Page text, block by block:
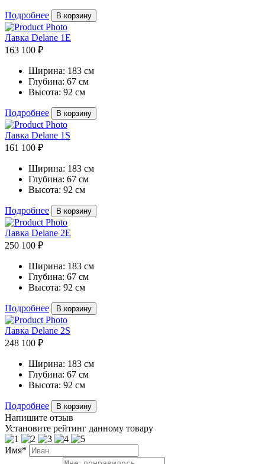
Подробнее В корзину
Лавка Delane 1E
163 100 ₽
Ширина: 183 см
Глубина: 67 см
Высота: 92 см
Подробнее В корзину
Лавка Delane 1S
161 100 ₽
Ширина: 183 см
Глубина: 67 см
Высота: 92 см
Подробнее В корзину
Лавка Delane 2E
250 100 ₽
Ширина: 183 см
Глубина: 67 см
Высота: 92 см
Подробнее В корзину
Лавка Delane 2S
248 100 ₽
Ширина: 183 см
Глубина: 67 см
Высота: 92 см
Подробнее В корзину
Напишите отзыв
Установите рейтинг данному товару
Имя*